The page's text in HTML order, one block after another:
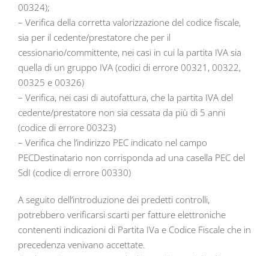
00324);
– Verifica della corretta valorizzazione del codice fiscale,
sia per il cedente/prestatore che per il
cessionario/committente, nei casi in cui la partita IVA sia
quella di un gruppo IVA (codici di errore 00321, 00322,
00325 e 00326)
– Verifica, nei casi di autofattura, che la partita IVA del
cedente/prestatore non sia cessata da più di 5 anni
(codice di errore 00323)
– Verifica che l’indirizzo PEC indicato nel campo
PECDestinatario non corrisponda ad una casella PEC del
SdI (codice di errore 00330)
A seguito dell’introduzione dei predetti controlli,
potrebbero verificarsi scarti per fatture elettroniche
contenenti indicazioni di Partita IVa e Codice Fiscale che in
precedenza venivano accettate.